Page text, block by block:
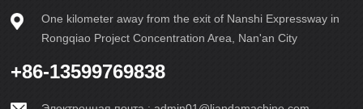
One kilometer away from the exit of Nanshi Expressway in
Rongqiao Project Concentration Area, Nan'an City
+86-13599769838